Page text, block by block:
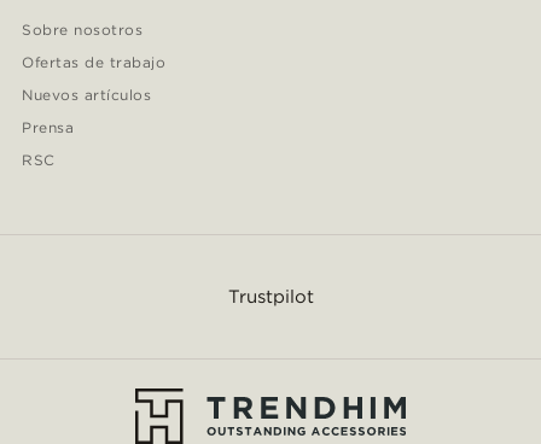
Sobre nosotros
Ofertas de trabajo
Nuevos artículos
Prensa
RSC
Trustpilot